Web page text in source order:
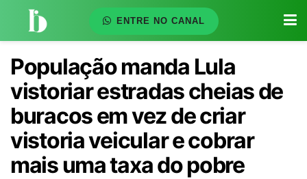
ENTRE NO CANAL
População manda Lula
vistoriar estradas cheias de
buracos em vez de criar
vistoria veicular e cobrar
mais uma taxa do pobre